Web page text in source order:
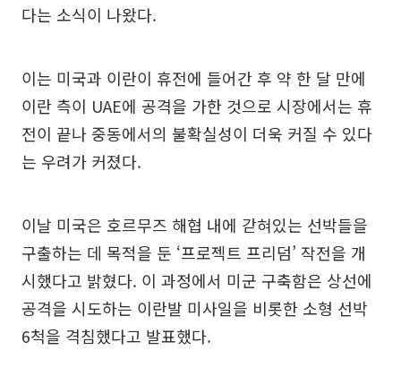
다는 소식이 나왔다.
이는 미국과 이란이 휴전에 들어간 후 약 한 달 만에
이란 측이 UAE에 공격을 가한 것으로 시장에서는 휴
전이 끝나 중동에서의 불확실성이 더욱 커질 수 있다
는 우려가 커졌다.
이날 미국은 호르무즈 해협 내에 갇혀있는 선박들을
구출하는 데 목적을 둔 ‘프로젝트 프리덤’ 작전을 개
시했다고 밝혔다. 이 과정에서 미군 구축함은 상선에
공격을 시도하는 이란발 미사일을 비롯한 소형 선박
6척을 격침했다고 발표했다.